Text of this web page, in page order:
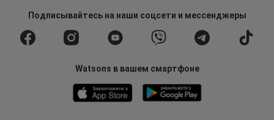
Подписывайтесьна наши соцсети и мессенджеры
Watsons в вашем смартфоне